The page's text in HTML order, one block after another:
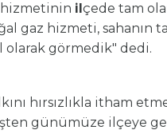
hizmetinin ilçede tam
gaz hizmeti, sahanın
olarak görmedik" dedi.
hırsızlıkla itham
günümüze ilçeye